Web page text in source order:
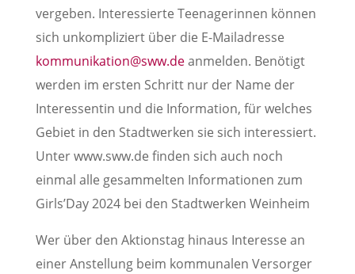
vergeben. Interessierte Teenagerinnen können
sich unkompliziert über die E-Mailadresse
kommunikation@sww.deanmelden. Benötigt
werden im ersten Schritt nur der Name der
Interessentin und die Information, für welches
Gebiet in den Stadtwerken sie sich interessiert.
Unter www.sww.de finden sich auch noch
einmal alle gesammelten Informationen zum
Girls’Day 2024 bei den Stadtwerken Weinheim
Wer über den Aktionstag hinaus Interesse an
einer Anstellung beim kommunalen Versorger